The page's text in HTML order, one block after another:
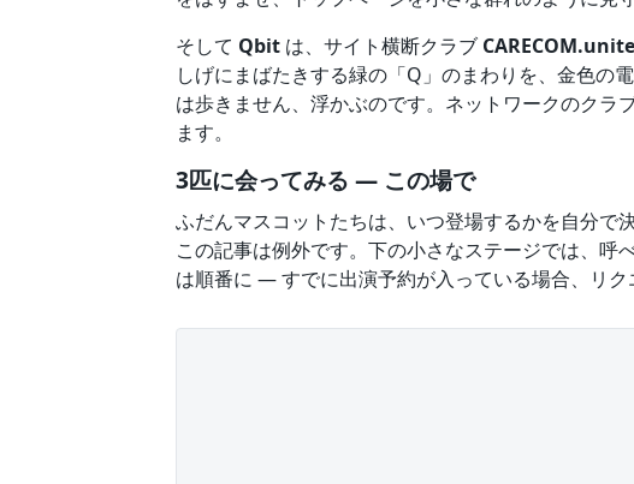
そして Qbit は、サイト横断クラブ
しげにまばたきする緑の「Q」のまわりを、金色
は歩きません、浮かぶのです。ネットワークのクラ
ます。
3匹に会ってみる — この場で
ふだんマスコットたちは、いつ登場するかを自分で
この記事は例外です。下の小さなステージでは、
は順番に — すでに出演予約が入っている場合、リク